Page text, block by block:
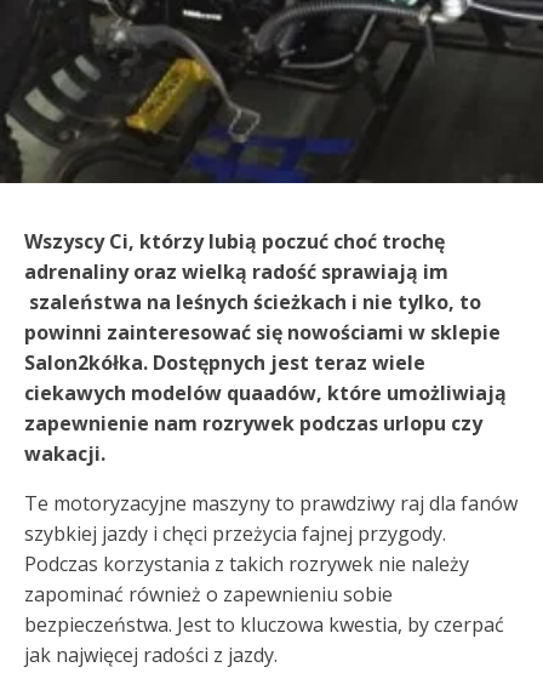
Wszyscy Ci, którzy lubią poczuć choć trochę
adrenaliny oraz wielką radość sprawiają im
szaleństwa na leśnych ścieżkach i nie tylko, to
powinni zainteresować się nowościami w sklepie
Salon2kółka. Dostępnych jest teraz wiele
ciekawych modelów quaadów, które umożliwiają
zapewnienie nam rozrywek podczas urlopu czy
wakacji.
Te motoryzacyjne maszyny to prawdziwy raj dla fanów
szybkiej jazdy i chęci przeżycia fajnej przygody.
Podczas korzystania z takich rozrywek nie należy
zapominać również o zapewnieniu sobie
bezpieczeństwa. Jest to kluczowa kwestia, by czerpać
jak najwięcej radości z jazdy.